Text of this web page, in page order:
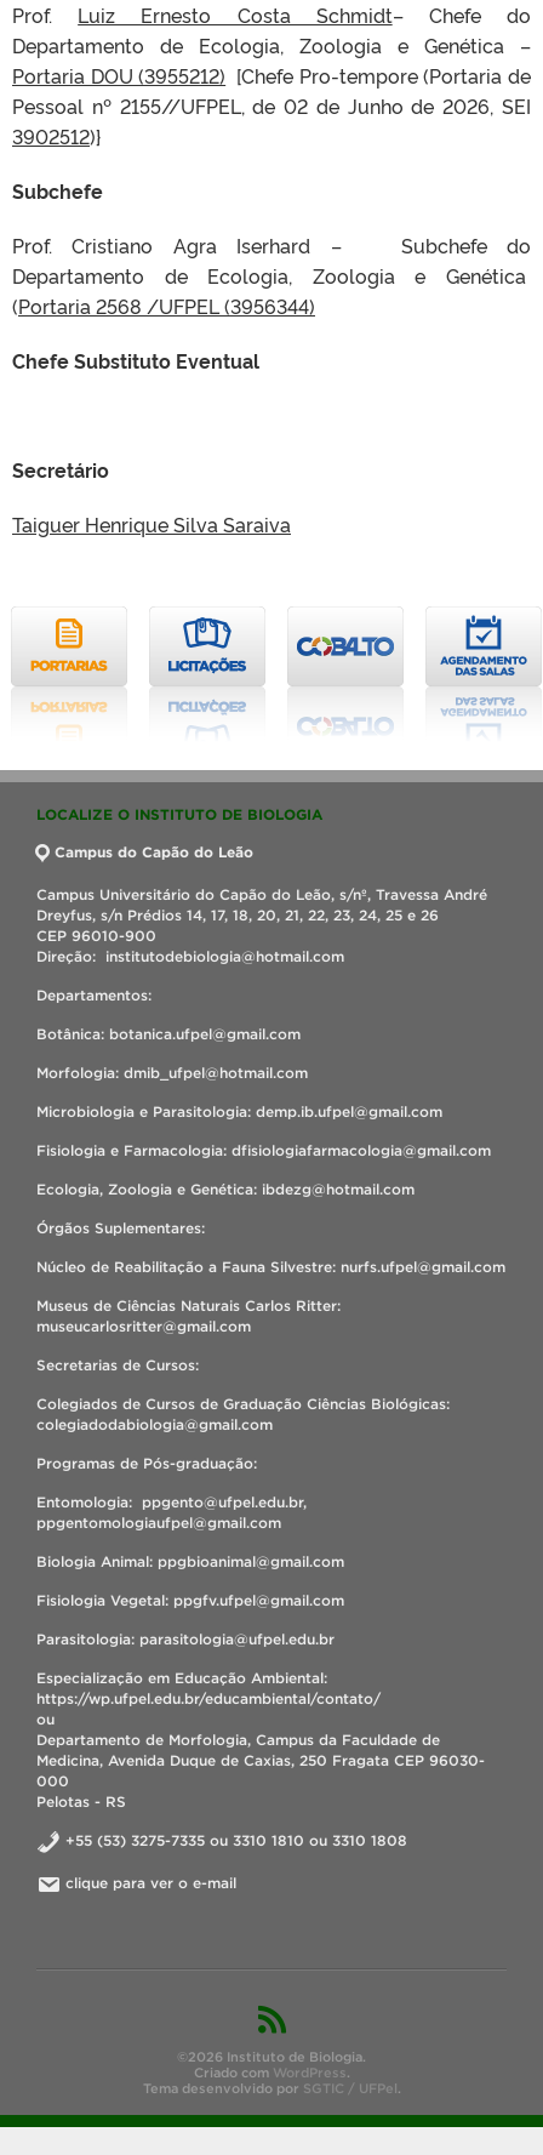
Prof. Luiz Ernesto Costa Schmidt– Chefe do
Departamento de Ecologia, Zoologia e Genética –
Portaria DOU (3955212) [Chefe Pro-tempore (Portaria de
Pessoal nº 2155//UFPEL, de 02 de Junho de 2026, SEI
3902512)}
Subchefe
Prof. Cristiano Agra Iserhard – Subchefe do
Departamento de Ecologia, Zoologia e Genética
(Portaria 2568 /UFPEL (3956344)
Chefe Substituto Eventual
Secretário
Taiguer Henrique Silva Saraiva
LOCALIZE O INSTITUTO DE BIOLOGIA
Campus do Capão do Leão
Campus Universitário do Capão do Leão, s/nº, Travessa André
Dreyfus, s/n Prédios 14, 17, 18, 20, 21, 22, 23, 24, 25 e 26
CEP 96010-900
Direção: institutodebiologia@hotmail.com
Departamentos:
Botânica: botanica.ufpel@gmail.com
Morfologia: dmib_ufpel@hotmail.com
Microbiologia e Parasitologia: demp.ib.ufpel@gmail.com
Fisiologia e Farmacologia: dfisiologiafarmacologia@gmail.com
Ecologia, Zoologia e Genética: ibdezg@hotmail.com
Órgãos Suplementares:
Núcleo de Reabilitação a Fauna Silvestre: nurfs.ufpel@gmail.com
Museus de Ciências Naturais Carlos Ritter:
museucarlosritter@gmail.com
Secretarias de Cursos:
Colegiados de Cursos de Graduação Ciências Biológicas:
colegiadodabiologia@gmail.com
Programas de Pós-graduação:
Entomologia: ppgento@ufpel.edu.br,
ppgentomologiaufpel@gmail.com
Biologia Animal: ppgbioanimal@gmail.com
Fisiologia Vegetal: ppgfv.ufpel@gmail.com
Parasitologia: parasitologia@ufpel.edu.br
Especialização em Educação Ambiental:
https://wp.ufpel.edu.br/educambiental/contato/
ou
Departamento de Morfologia, Campus da Faculdade de
Medicina, Avenida Duque de Caxias, 250 Fragata CEP 96030-
000
Pelotas - RS
+55 (53) 3275-7335 ou 3310 1810 ou 3310 1808
clique para ver o e-mail
©2026 Instituto de Biologia.
Criado com WordPress.
Tema desenvolvido por SGTIC / UFPel.